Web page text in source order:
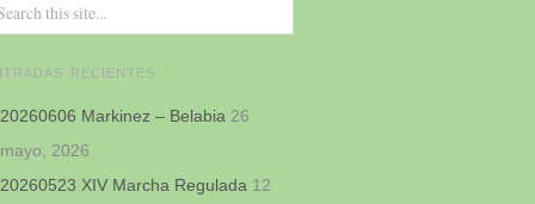
RECIENTES
20260606 Markinez – Belabia 26
mayo, 2026
20260523 XIV Marcha Regulada 12